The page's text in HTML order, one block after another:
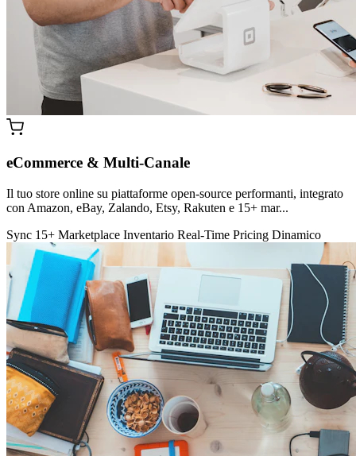
eCommerce & Multi-Canale
Il tuo store online su piattaforme open-source performanti, integrato
con Amazon, eBay, Zalando, Etsy, Rakuten e 15+ mar...
Sync 15+ Marketplace Inventario Real-Time Pricing Dinamico